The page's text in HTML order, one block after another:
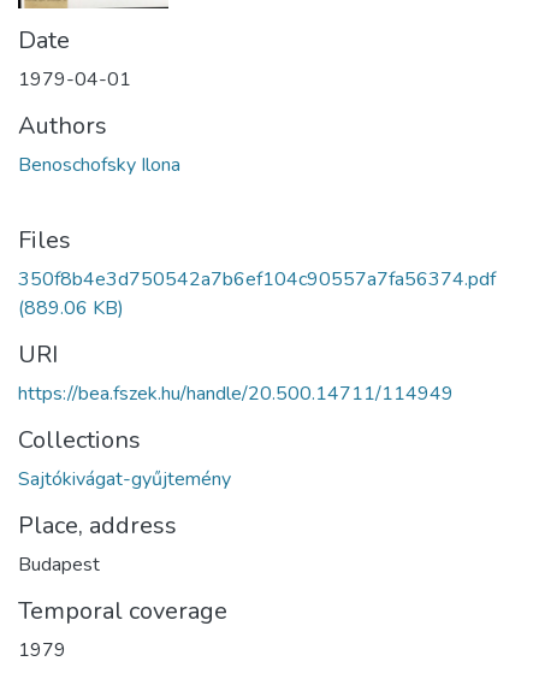
Date
1979-04-01
Authors
Benoschofsky Ilona
Files
350f8b4e3d750542a7b6ef104c90557a7fa56374.pdf
(889.06 KB)
URI
https://bea.fszek.hu/handle/20.500.14711/114949
Collections
Sajtókivágat-gyűjtemény
Place, address
Budapest
Temporal coverage
1979